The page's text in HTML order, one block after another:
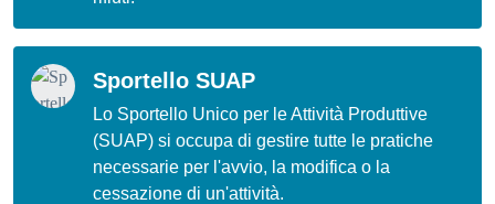
Sportello SUAP
Lo Sportello Unico per le Attività Produttive
(SUAP) si occupa di gestire tutte le pratiche
necessarie per l'avvio, la modifica o la
cessazione di un'attività.